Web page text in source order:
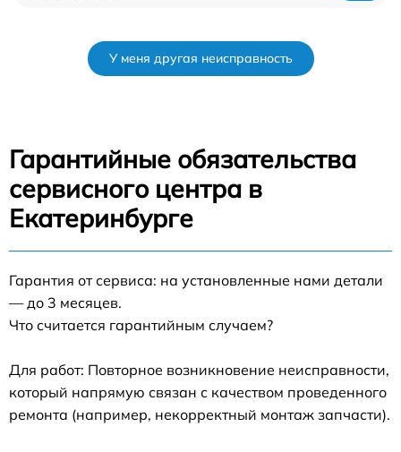
У меня другая неисправность
Гарантийные обязательства
сервисного центра в
Екатеринбурге
Гарантия от сервиса: на установленные нами детали
— до 3 месяцев.
Что считается гарантийным случаем?
Для работ: Повторное возникновение неисправности,
который напрямую связан с качеством проведенного
ремонта (например, некорректный монтаж запчасти).